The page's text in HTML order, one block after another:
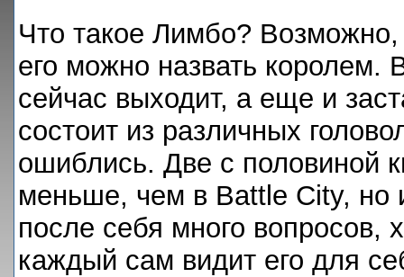
Что такое Лимбо?
его можно назвать королем.
сейчас выходит, а еще и
состоит из различных
ошиблись. Две с половиной
меньше, чем в Battle City, но
после себя много вопросов,
каждый сам видит его для